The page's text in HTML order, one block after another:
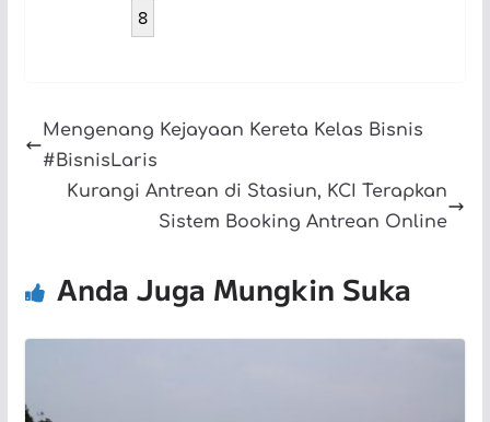
8
Mengenang Kejayaan Kereta Kelas Bisnis
#BisnisLaris
Kurangi Antrean di Stasiun, KCI Terapkan
Sistem Booking Antrean Online
Anda Juga Mungkin Suka